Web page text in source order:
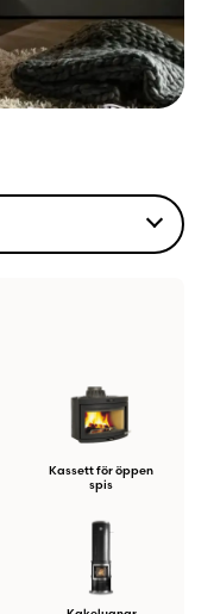
Kassett för öppen
spis